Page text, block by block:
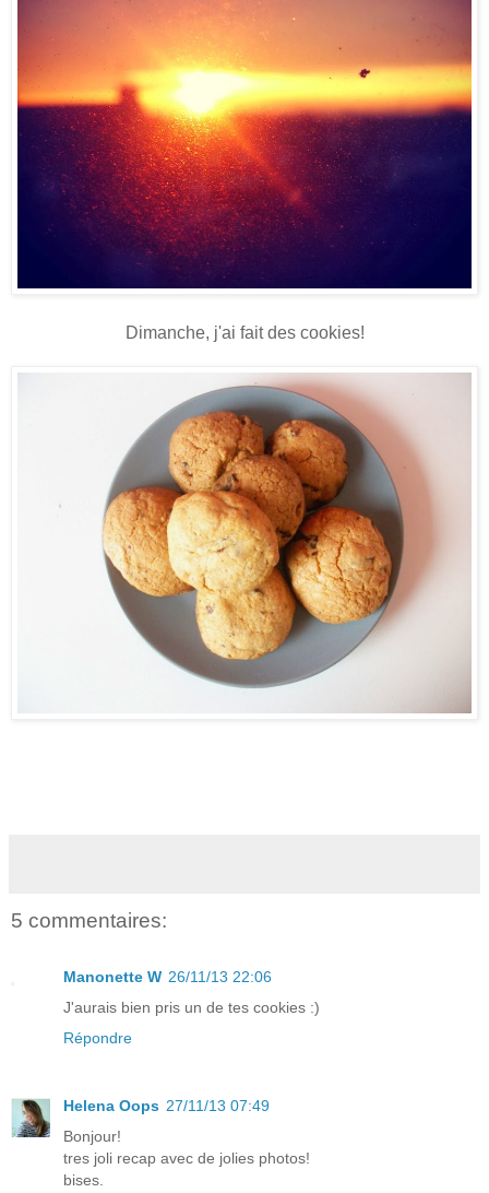
Dimanche, j'ai fait des cookies!
5 commentaires:
Manonette W 26/11/13 22:06
J'aurais bien pris un de tes cookies :)
Répondre
Helena Oops 27/11/13 07:49
Bonjour!
tres joli recap avec de jolies photos!
bises.